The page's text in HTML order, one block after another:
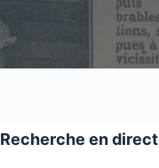
Recherche en direct